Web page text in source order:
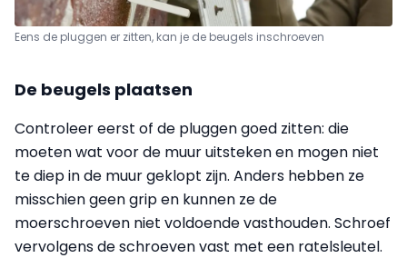
Eens de pluggen er zitten, kan je de beugels inschroeven
De beugels plaatsen
Controleer eerst of de pluggen goed zitten: die
moeten wat voor de muur uitsteken en mogen niet
te diep in de muur geklopt zijn. Anders hebben ze
misschien geen grip en kunnen ze de
moerschroeven niet voldoende vasthouden. Schroef
vervolgens de schroeven vast met een ratelsleutel.